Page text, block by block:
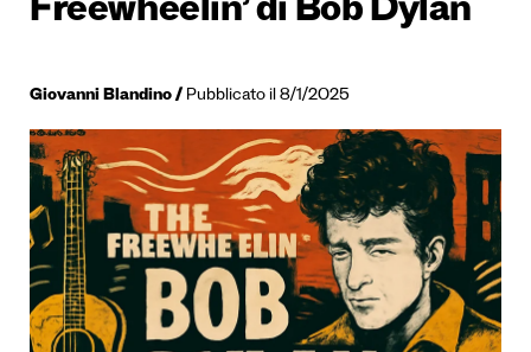
Freewheelin’ di Bob Dylan
Giovanni Blandino Pubblicato il 8/1/2025